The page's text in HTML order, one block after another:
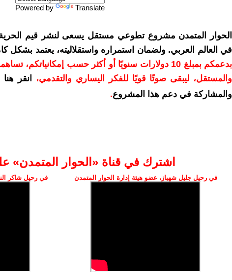
Powered by Translate
الحوار المتمدن مشروع تطوعي مستقل يسعى لنشر قيم الحرية،
في العالم العربي. ولضمان استمراره واستقلاليته، يعتمد
بدعمكم بمبلغ 10 دولارات سنويًا أو أكثر حسب
والمستقل، ليبقى صوتًا قويًا للفكر اليساري والتقدمي،
انقر
والمشاركة في دعم هذا المشروع.
اشترك في قناة ‫«الحوار المتمدن»
في رحيل جليل شهباز، عضو هيئة إدارة الحوار المتمدن في رحيل شاكر